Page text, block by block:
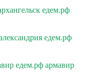
едем.рф
едем.рф
едем.рф армавир